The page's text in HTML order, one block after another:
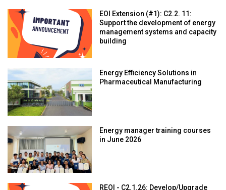
EOI Extension (#1): C2.2. 11:
Support the development of energy
management systems and capacity
building
Energy Efficiency Solutions in
Pharmaceutical Manufacturing
Energy manager training courses
in June 2026
REOI - C2.1.26: Develop/Upgrade